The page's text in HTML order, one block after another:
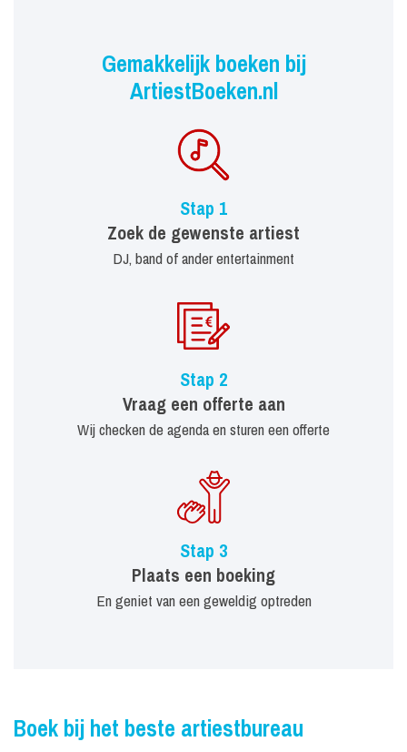
Gemakkelijk boeken bij
ArtiestBoeken.nl
Stap 1
Zoek de gewenste artiest
DJ, band of ander entertainment
Stap 2
Vraag een offerte aan
Wij checken de agenda en sturen een offerte
Stap 3
Plaats een boeking
En geniet van een geweldig optreden
Boek bij het beste artiestbureau